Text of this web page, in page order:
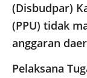
(Disbudpar)
(PPU) tidak
anggaran
Pelaksana